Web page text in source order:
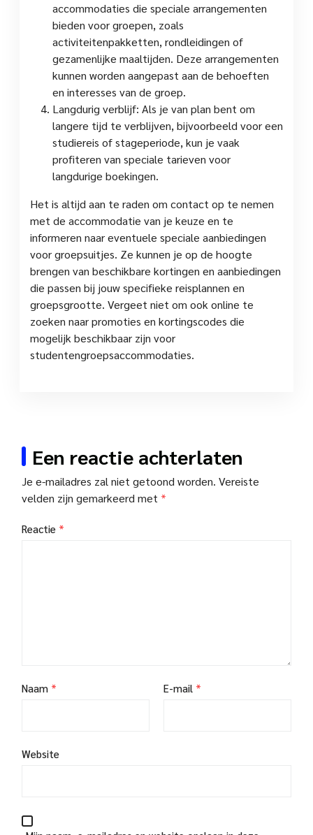
accommodaties die speciale arrangementen
bieden voor groepen, zoals
activiteitenpakketten, rondleidingen of
gezamenlijke maaltijden. Deze arrangementen
kunnen worden aangepast aan de behoeften
en interesses van de groep.
Langdurig verblijf: Als je van plan bent om
langere tijd te verblijven, bijvoorbeeld voor een
studiereis of stageperiode, kun je vaak
profiteren van speciale tarieven voor
langdurige boekingen.
Het is altijd aan te raden om contact op te nemen
met de accommodatie van je keuze en te
informeren naar eventuele speciale aanbiedingen
voor groepsuitjes. Ze kunnen je op de hoogte
brengen van beschikbare kortingen en aanbiedingen
die passen bij jouw specifieke reisplannen en
groepsgrootte. Vergeet niet om ook online te
zoeken naar promoties en kortingscodes die
mogelijk beschikbaar zijn voor
studentengroepsaccommodaties.
Een reactie achterlaten
Je e-mailadres zal niet getoond worden. Vereiste
velden zijn gemarkeerd met *
Reactie *
Naam * E-mail *
Website